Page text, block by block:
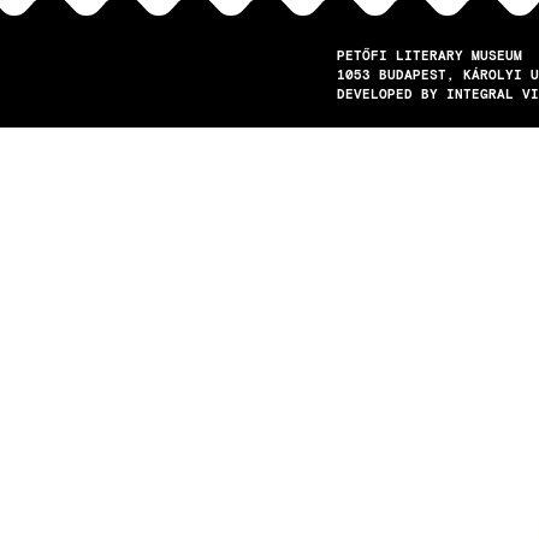
PETŐFI LITERARY MUSEUM
1053
BUDAPEST
KÁROLYI
DEVELOPED BY INTEGRAL